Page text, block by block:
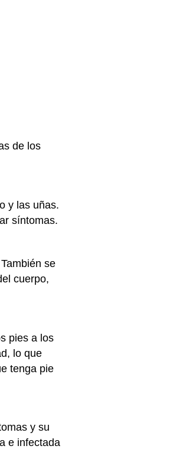
de los
y las uñas.
síntomas.
se
cuerpo,
pies a los
lo que
tenga pie
y su
e infectada